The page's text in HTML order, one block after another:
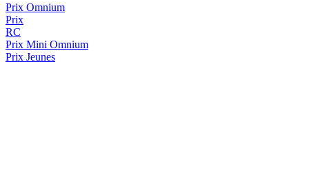
Prix Omnium
Prix
RC
Prix Mini Omnium
Prix Jeunes